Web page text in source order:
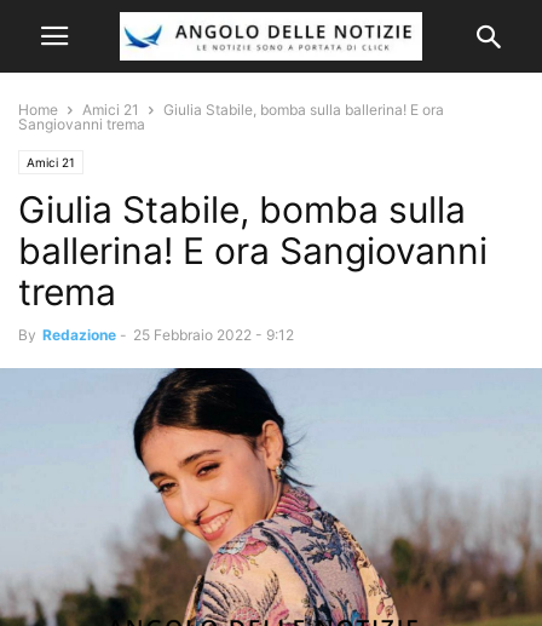
Home Amici 21
Giulia Stabile, bomba sulla ballerina! E ora
Sangiovanni trema
Amici 21
Giulia Stabile, bomba sulla
ballerina! E ora Sangiovanni
trema
By Redazione - 25 Febbraio 2022 - 9:12